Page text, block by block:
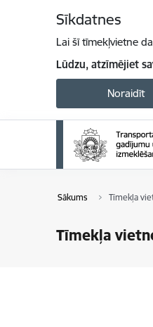
Sīkdatnes
Lai šī tīmekļvietne
Lūdzu, atzīmējiet
Noraidīt
Sākums Tīmekļa
Tīmekļa